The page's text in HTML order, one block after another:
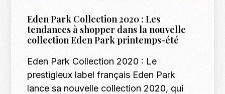
Eden Park Collection 2020 : Les
tendances à shopper dans la nouvelle
collection Eden Park printemps-été
Eden Park Collection 2020 : Le
prestigieux label français Eden Park
lance sa nouvelle collection 2020, qui